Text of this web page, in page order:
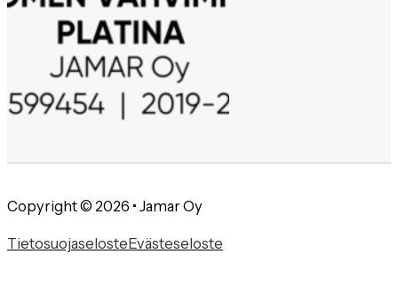
Copyright © 2026 • Jamar Oy
TietosuojaselosteEvästeseloste